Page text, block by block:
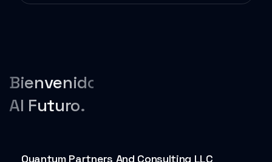
Bienvenido
Al Futuro.
Quantum Partners And Consulting LLC